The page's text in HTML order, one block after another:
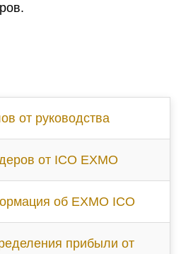
от руководства
от ICO EXMO
об EXMO ICO
прибыли от